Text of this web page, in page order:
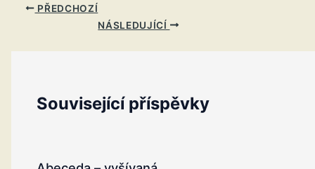
PŘEDCHOZÍ
NÁSLEDUJÍCÍ
Související příspěvky